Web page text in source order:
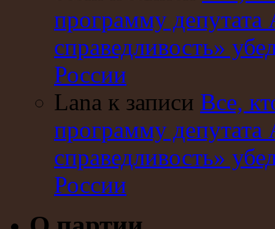
программу
справедливость»
России
Lana к записи Все,
программу
справедливость»
России